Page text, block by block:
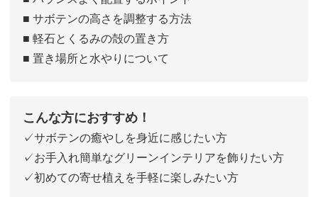
■ サボテンの高さを調整する方法
■ 軽石とくるみの殻の置き方
■ 置き場所と水やりについて
こんな方におすすめ！
✓サボテンの癒やしを身近に感じたい方
✓お手入れ簡単なグリーンインテリアを飾りたい方
✓初めての寄せ植えを手軽に楽しみたい方